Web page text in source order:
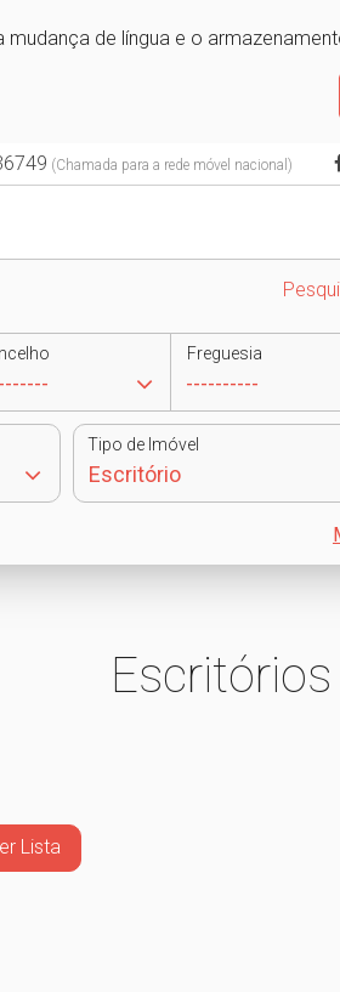
mudança de língua e o
(Chamada para a rede móvel nacional)
Freguesia
Tipo de Imóvel
Lista